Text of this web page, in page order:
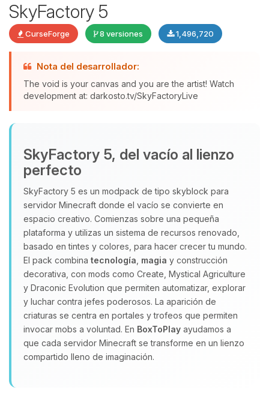
SkyFactory 5
CurseForge 8 versiones 1,496,720
Nota del desarrollador:
The void is your canvas and you are the artist! Watch
development at: darkosto.tv/SkyFactoryLive
SkyFactory 5, del vacío al lienzo
perfecto
SkyFactory 5 es un modpack de tipo skyblock para
servidor Minecraft donde el vacío se convierte en
espacio creativo. Comienzas sobre una pequeña
plataforma y utilizas un sistema de recursos renovado,
basado en tintes y colores, para hacer crecer tu mundo.
El pack combina tecnología magia y construcción
decorativa, con mods como Create, Mystical Agriculture
y Draconic Evolution que permiten automatizar, explorar
y luchar contra jefes poderosos. La aparición de
criaturas se centra en portales y trofeos que permiten
invocar mobs a voluntad. En BoxToPlay ayudamos a
que cada servidor Minecraft se transforme en un lienzo
compartido lleno de imaginación.
que necesitas y moveré mis
pequenos circuitos para ayudarte.